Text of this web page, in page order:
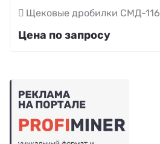
Щековые дробилки СМД-116
Цена по запросу